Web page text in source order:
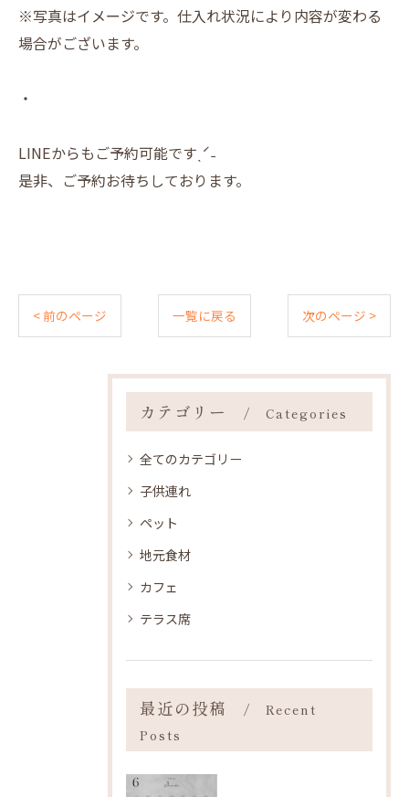
※写真はイメージです。仕入れ状況により内容が変わる
場合がございます。
・
LINEからもご予約可能ですˎˊ˗
是非、ご予約お待ちしております。
< 前のページ 一覧に戻る 次のページ >
カテゴリー Categories
全てのカテゴリー
子供連れ
ペット
地元食材
カフェ
テラス席
最近の投稿
Recent
Posts